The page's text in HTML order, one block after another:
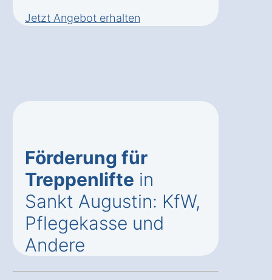
Jetzt Angebot erhalten
Förderung für
Treppenlifte in
Sankt Augustin: KfW,
Pflegekasse und
Andere